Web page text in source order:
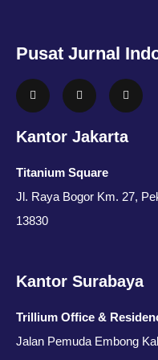
Pusat Jurnal
Kantor Jakarta
Titanium Square
Jl. Raya Bogor Km. 27,
13830
Kantor Surabaya
Trillium Office &
Jalan Pemuda Embong